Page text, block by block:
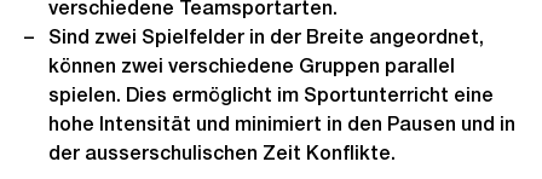
s
a
n
s
verschiedene Teamsportarten.
Sind zwei Spielfelder in der Breite angeordnet,
können zwei verschiedene Gruppen parallel
spielen. Dies ermöglicht im Sportunterricht eine
hohe Intensität und minimiert in den Pausen und in
der ausserschulischen Zeit Konflikte.